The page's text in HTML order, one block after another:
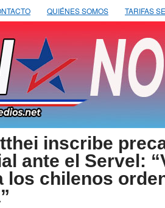
QUIÉNES SOMOS TARIFAS
inscribe
ante el Servel:
los chilenos